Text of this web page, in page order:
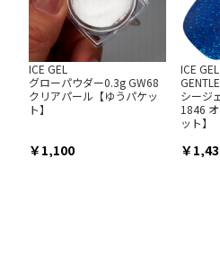
ICE GEL
グローパウダー0.3g GW68
クリアパール【ゆうパケッ
ト】
1,100
ICE GEL
シージ
1846
ット】